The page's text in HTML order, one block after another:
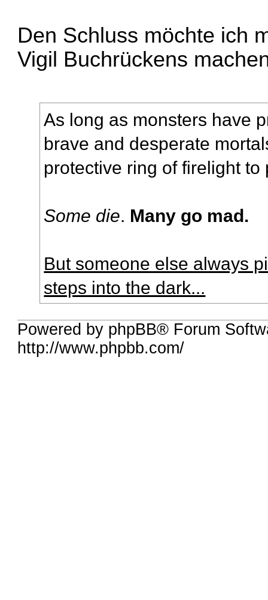
Den Schluss möchte ich
Vigil Buchrückens
As long as monsters have
brave and desperate
protective ring of firelight
Some die. Many go mad.
But someone else always
steps into the dark...
Powered by phpBB® Forum
http://www.phpbb.com/